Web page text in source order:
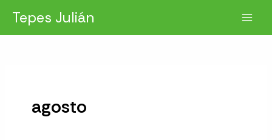
contenido
Tepes Julián
agosto